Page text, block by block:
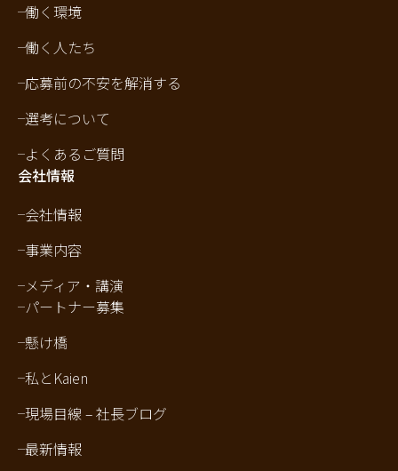
働く環境
働く人たち
応募前の不安を解消する
選考について
よくあるご質問
会社情報
会社情報
事業内容
メディア・講演
パートナー募集
懸け橋
私とKaien
現場目線 – 社長ブログ
最新情報